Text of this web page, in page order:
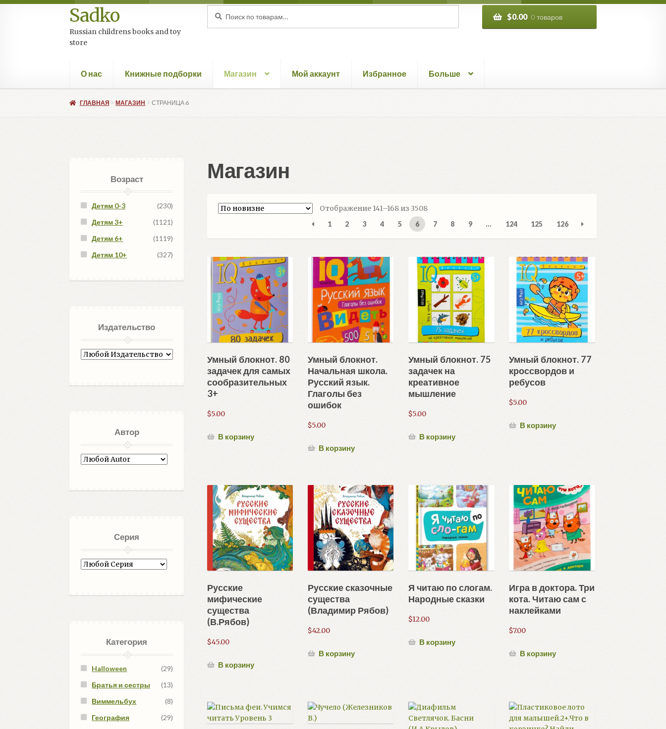
Перейти
к
навигации
Перейти
к
содержимому
Sadko
Russian childrens books and toy
store
$0.00 0 товаров
О нас Книжные подборки Магазин Мой аккаунт Избранное Больше
ГЛАВНАЯ МАГАЗИН СТРАНИЦА 6
Магазин
Отображение 141–168 из 3508Сортировка:
1 2 3 4 5 6 7 8 9 … 124 125 126
Умный блокнот. 80
задачек для самых
сообразительных
3+
$5.00
В корзину
Умный блокнот.
Начальная школа.
Русский язык.
Глаголы без
ошибок
$5.00
В корзину
Умный блокнот. 75
задачек на
креативное
мышление
$5.00
В корзину
Умный блокнот. 77
кроссвордов и
ребусов
$5.00
В корзину
Русские
мифические
существа
(В.Рябов)
$45.00
В корзину
Русские сказочные
существа
(Владимир Рябов)
$42.00
В корзину
Я читаю по слогам.
Народные сказки
$12.00
В корзину
Игра в доктора. Три
кота. Читаю сам с
наклейками
$7.00
В корзину
Возраст
Детям 0-3
(230)
Детям 3+
(1121)
Детям 6+
(1119)
Детям 10+
(327)
Издательство
Автор
Серия
Категория
Halloween
(29)
Братья и сестры
(13)
Виммельбух
(8)
География
(29)